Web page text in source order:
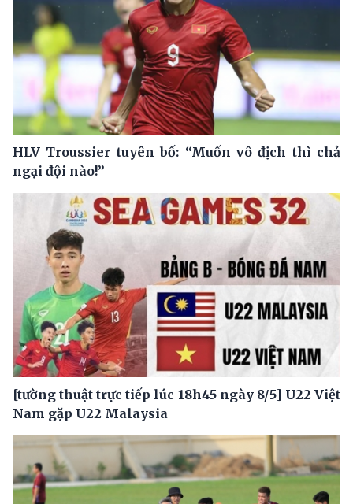
HLV Troussier tuyên bố: “Muốn vô địch thì chả
ngại đội nào!”
[tường thuật trực tiếp lúc 18h45 ngày 8/5] U22 Việt
Nam gặp U22 Malaysia